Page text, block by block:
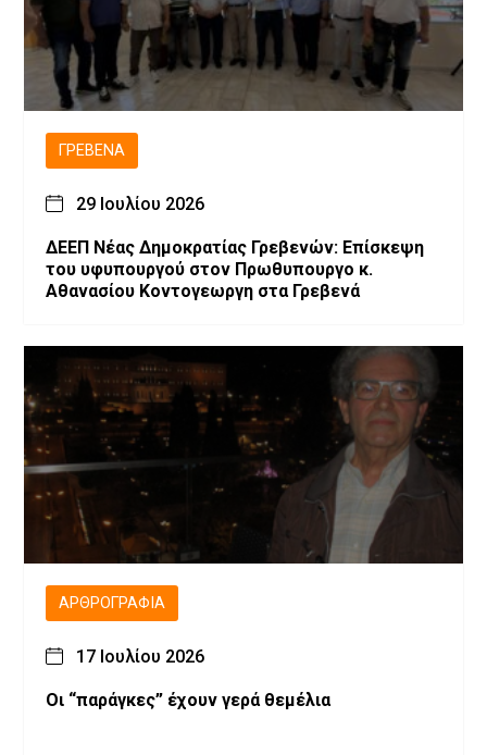
ΓΡΕΒΕΝΆ
29 Ιουλίου 2026
ΔΕΕΠ Νέας Δημοκρατίας Γρεβενών: Επίσκεψη
του υφυπουργού στον Πρωθυπουργο κ.
Αθανασίου Κοντογεωργη στα Γρεβενά
ΑΡΘΡΟΓΡΑΦΊΑ
17 Ιουλίου 2026
Οι “παράγκες” έχουν γερά θεμέλια